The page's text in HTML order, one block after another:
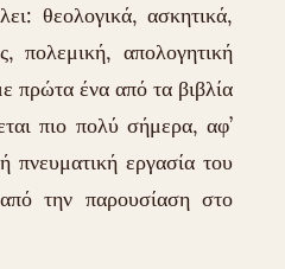
θεολογικά, ασκητικά,
πολεμική, απολογητική
πρώτα ένα από τα βιβλία
πιο πολύ σήμερα, αφ’
πνευματική εργασία του
την παρουσίαση στο